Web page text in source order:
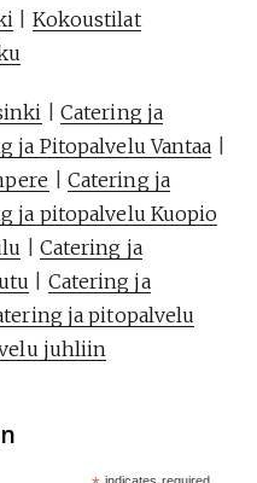
Kokoustilat
Catering ja
ja Pitopalvelu Vantaa
Catering ja
ja pitopalvelu Kuopio
Catering ja
Catering ja
ja pitopalvelu
juhliin